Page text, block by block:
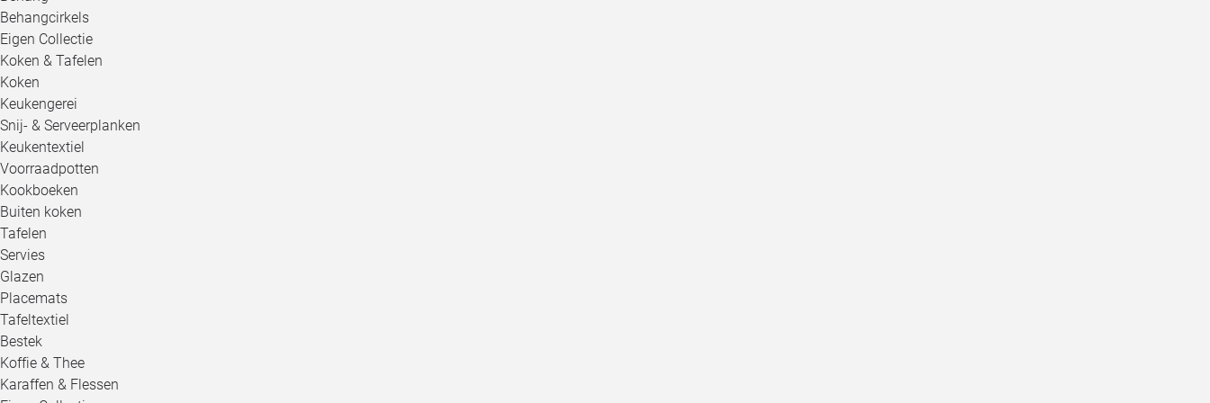
Behangcirkels
Eigen Collectie
Koken & Tafelen
Koken
Keukengerei
Snij- & Serveerplanken
Keukentextiel
Voorraadpotten
Kookboeken
Buiten koken
Tafelen
Servies
Glazen
Placemats
Tafeltextiel
Bestek
Koffie & Thee
Karaffen & Flessen